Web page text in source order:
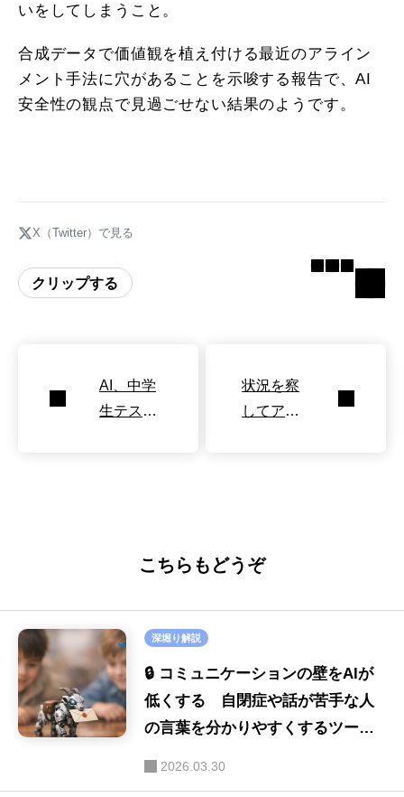
いをしてしまうこと。
合成データで価値観を植え付ける最近のアライン
メント手法に穴があることを示唆する報告で、AI
安全性の観点で見過ごせない結果のようです。
X（Twitter）で見る
クリップする
AI、中学
生テスト
状況を察
してアシ
こちらもどうぞ
深堀り解説
🔒 コミュニケーションの壁をAIが
低くする 自閉症や話が苦手な人
の言葉を分かりやすくするツール
2026.03.30